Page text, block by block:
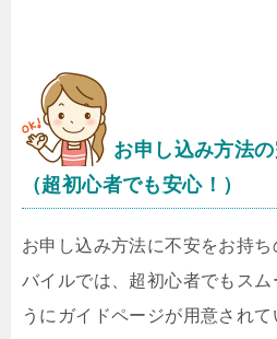
お申し込み方法
（超初心者でも安心！）
お申し込み方法に不安をお持
バイルでは、超初心者でもスム
うにガイドページが用意され